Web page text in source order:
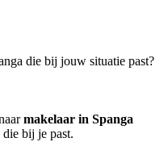
die bij jouw situatie past?
makelaar in Spanga
bij je past.